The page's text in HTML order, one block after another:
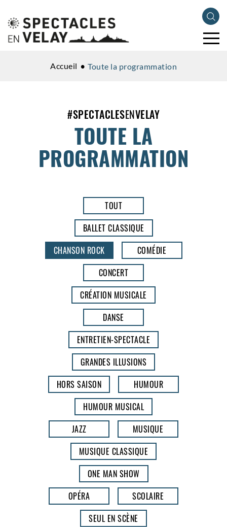
Accueil Toute la programmation
#SPECTACLESENVELAY
TOUTE LA
PROGRAMMATION
TOUT
BALLET CLASSIQUE
CHANSON ROCK
COMÉDIE
CONCERT
CRÉATION MUSICALE
DANSE
ENTRETIEN-SPECTACLE
GRANDES ILLUSIONS
HORS SAISON
HUMOUR
HUMOUR MUSICAL
JAZZ
MUSIQUE
MUSIQUE CLASSIQUE
ONE MAN SHOW
OPÉRA
SCOLAIRE
SEUL EN SCÈNE